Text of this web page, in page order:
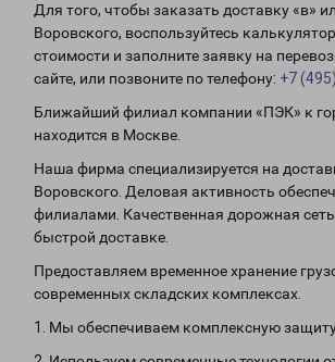
Для того, чтобы заказать доставку «в»
Воровского, воспользуйтесь
стоимости и заполните заявку на
сайте, или позвоните по телефону: +7
Ближайший филиал компании «ПЭК» к
находится в Москве.
Наша фирма специализируется на
Воровского. Деловая активность
филиалами. Качественная дорожная сеть
быстрой доставке.
Предоставляем временное хранение
современных складских комплексах.
1. Мы обеспечиваем комплексную